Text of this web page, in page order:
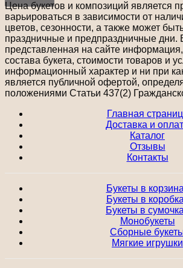
Цена букетов и композиций является
варьироваться в зависимости от
цветов, сезонности, а также может
праздничные и предпраздничные дни.
представленная на сайте
состава букета, стоимости товаров и
информационный характер и ни при
является публичной офертой,
положениями Статьи 437(2)
Главная
Доставка и
Каталог
Отзывы
Контакты
Букеты в
Букеты в
Букеты в
Монобукеты
Сборные
Мягкие игрушки